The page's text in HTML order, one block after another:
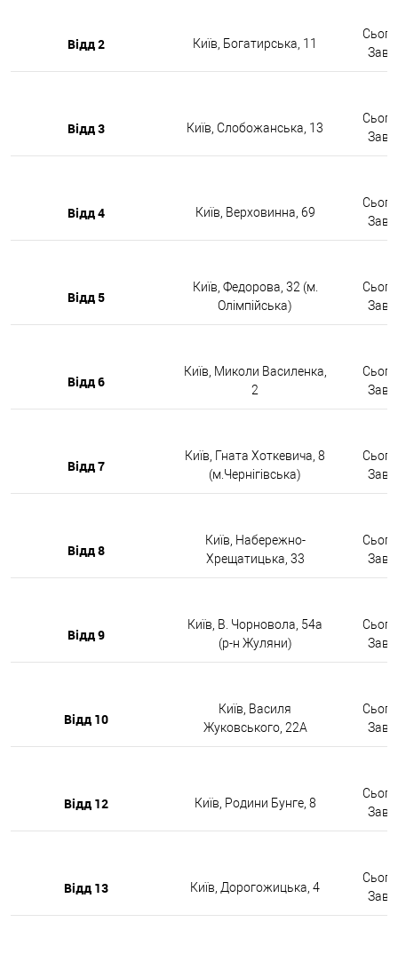
Відд 2 Київ, Богатирська, 11
Відд 3 Київ, Слобожанська, 13
Відд 4 Київ, Верховинна, 69
Відд 5
Київ, Федорова, 32 (м.
Олімпійська)
Відд 6
Київ, Миколи Василенка,
2
Відд 7
Київ, Гната Хоткевича, 8
(м.Чернігівська)
Відд 8
Київ, Набережно-
Хрещатицька, 33
Відд 9
Київ, В. Чорновола, 54а
(р-н Жуляни)
Відд 10
Київ, Василя
Жуковського, 22А
Відд 12 Київ, Родини Бунге, 8
Відд 13 Київ, Дорогожицька, 4